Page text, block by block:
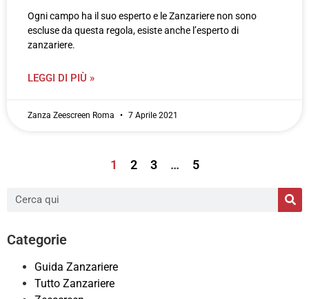
Ogni campo ha il suo esperto e le Zanzariere non sono
escluse da questa regola, esiste anche l’esperto di
zanzariere.
LEGGI DI PIÙ »
Zanza Zeescreen Roma 7 Aprile 2021
1 2 3 … 5
Categorie
Guida Zanzariere
Tutto Zanzariere